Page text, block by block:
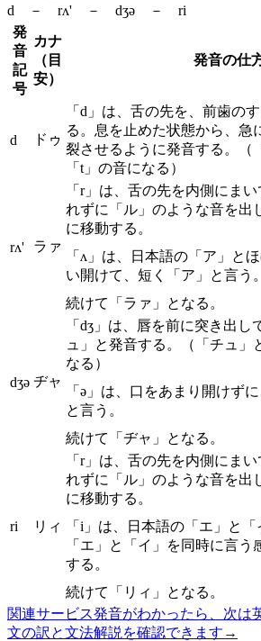
d － rʌ' － dʒə － ri
発
音
記
号
カナ
（目
安）
発音の仕
d ドゥ
「d」は、舌の先を、前歯の
る。息を止めた状態から、急
裂させるように発音する。（
「t」の音になる）
rʌ' ラァ
「r」は、舌の先を内側にま
れずに「ル」のような音を出
に移動する。
「ʌ」は、日本語の「ア」と
い開けて、短く「ア」と言う。
続けて「ラァ」となる。
dʒə ヂャ
「dʒ」は、唇を前に突き出し
ュ」と発音する。（「チュ」
なる）
「ə」は、口をあまり開けず
と言う。
続けて「ヂャ」となる。
ri リィ
「r」は、舌の先を内側にま
れずに「ル」のような音を出
に移動する。
「i」は、日本語の「エ」と「
「エ」と「イ」を同時に言
する。
続けて「リィ」となる。
関連サービス発音がわかったら、次は
文の訳と文法解説を確認できます →